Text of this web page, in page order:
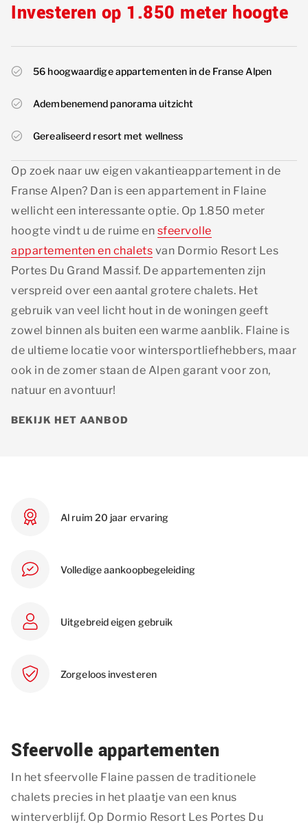
Investeren op 1.850 meter hoogte
56 hoogwaardige appartementen in de Franse Alpen
Adembenemend panorama uitzicht
Gerealiseerd resort met wellness
Op zoek naar uw eigen vakantieappartement in de
Franse Alpen? Dan is een appartement in Flaine
wellicht een interessante optie. Op 1.850 meter
hoogte vindt u de ruime en sfeervolle
appartementen en chalets van Dormio Resort Les
Portes Du Grand Massif. De appartementen zijn
verspreid over een aantal grotere chalets. Het
gebruik van veel licht hout in de woningen geeft
zowel binnen als buiten een warme aanblik. Flaine is
de ultieme locatie voor wintersportliefhebbers, maar
ook in de zomer staan de Alpen garant voor zon,
natuur en avontuur!
BEKIJK HET AANBOD
Al ruim 20 jaar ervaring
Volledige aankoopbegeleiding
Uitgebreid eigen gebruik
Zorgeloos investeren
Sfeervolle appartementen
In het sfeervolle Flaine passen de traditionele
chalets precies in het plaatje van een knus
winterverblijf. Op Dormio Resort Les Portes Du